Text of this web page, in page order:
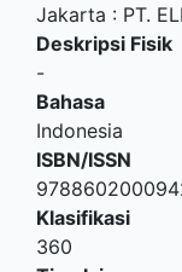
Jakarta : PT.
Deskripsi Fisik
-
Bahasa
Indonesia
ISBN/ISSN
Klasifikasi
360